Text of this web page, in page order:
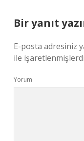
Bir yanıt
E-posta adresiniz
ile
Yorum